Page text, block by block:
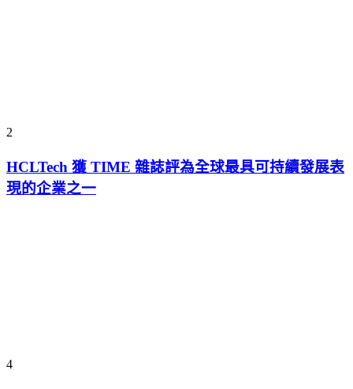
2
HCLTech 獲 TIME 雜誌評為全球最具可持續發展表
現的企業之一
4